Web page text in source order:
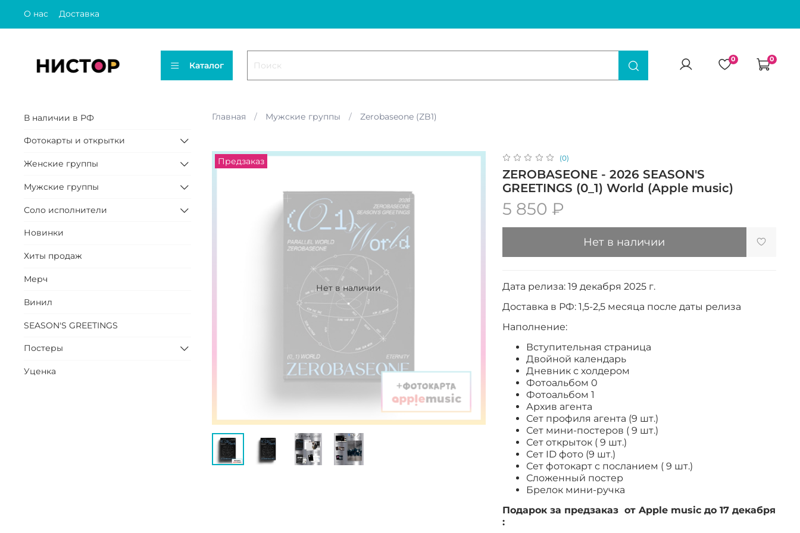
О нас Доставка
Каталог
0 0
Главная Мужские группы Zerobaseone (ZB1)
Нет в наличии
Предзаказ (0)
ZEROBASEONE - 2026 SEASON'S
GREETINGS (0_1) World (Apple music)
5 850 ₽
Нет в наличии
Дата релиза: 19 декабря 2025 г.
Доставка в РФ: 1,5-2,5 месяца после даты релиза
Наполнение:
Вступительная страница
Двойной календарь
Дневник с холдером
Фотоальбом 0
Фотоальбом 1
Архив агента
Сет профиля агента (9 шт.)
Сет мини-постеров ( 9 шт.)
Сет открыток ( 9 шт.)
Сет ID фото (9 шт.)
Сет фотокарт с посланием ( 9 шт.)
Сложенный постер
Брелок мини-ручка
Подарок за предзаказ от Apple music до 17 декабря
:
В наличии в РФ
Фотокарты и открытки
Женские группы
Мужские группы
Соло исполнители
Новинки
Хиты продаж
Мерч
Винил
SEASON'S GREETINGS
Постеры
Уценка